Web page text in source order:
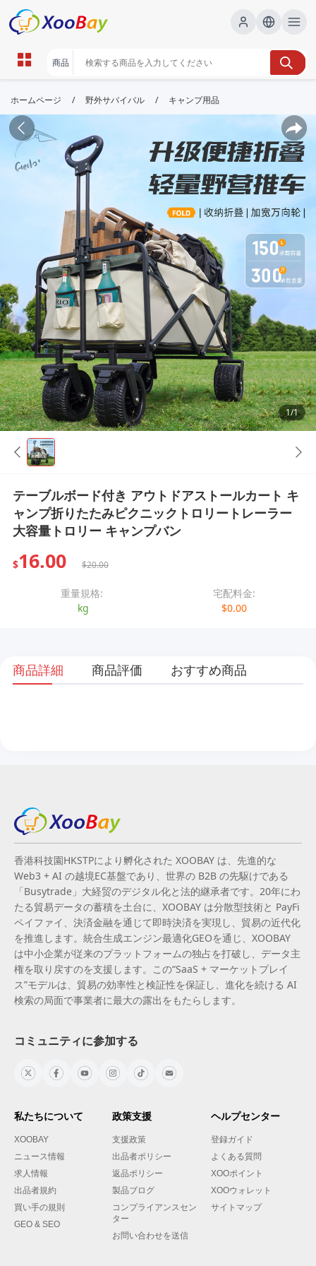
ホームページ / 野外サバイバル / キャンプ用品
1/1
テーブルボード付き アウトドアストールカート キ
ャンプ折りたたみピクニックトロリートレーラー
大容量トロリー キャンプバン
$16.00 $20.00
重量規格:
kg
宅配料金:
$0.00
商品詳細 商品評価 おすすめ商品
香港科技園HKSTPにより孵化された XOOBAY は、先進的な
Web3 + AI の越境EC基盤であり、世界の B2B の先駆けである
「Busytrade」大経贸のデジタル化と法的継承者です。20年にわ
たる貿易データの蓄積を土台に、XOOBAY は分散型技術と PayFi
ペイファイ、決済金融を通じて即時決済を実現し、貿易の近代化
を推進します。統合生成エンジン最適化GEOを通じ、XOOBAY
は中小企業が従来のプラットフォームの独占を打破し、データ主
権を取り戻すのを支援します。この“SaaS + マーケットプレイ
ス”モデルは、貿易の効率性と検証性を保証し、進化を続ける AI
検索の局面で事業者に最大の露出をもたらします。
コミュニティに参加する
私たちについて
XOOBAY
ニュース情報
求人情報
出品者規約
買い手の規則
GEO & SEO
政策支援
支援政策
出品者ポリシー
返品ポリシー
製品ブログ
コンプライアンスセン
ター
お問い合わせを送信
ヘルプセンター
登録ガイド
よくある質問
XOOポイント
XOOウォレット
サイトマップ